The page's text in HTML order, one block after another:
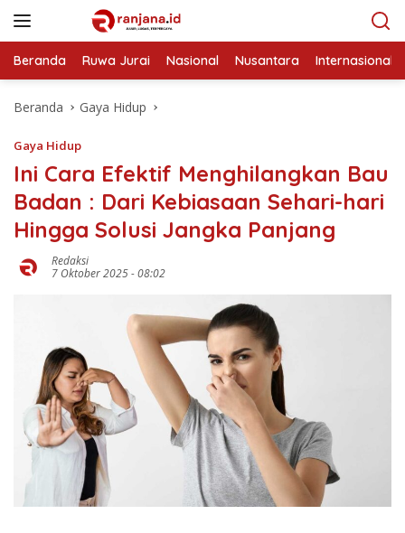
Beranda Ruwa Jurai Nasional Nusantara Internasional
Beranda Gaya Hidup
Gaya Hidup
Ini Cara Efektif Menghilangkan Bau
Badan : Dari Kebiasaan Sehari-hari
Hingga Solusi Jangka Panjang
Redaksi
7 Oktober 2025 - 08:02